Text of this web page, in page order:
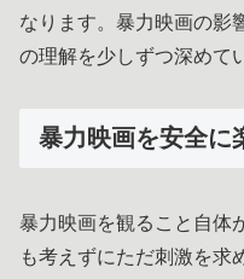
なります。暴力映画の影
の理解を少しずつ深めて
暴力映画を安全に
暴力映画を観ること自体
も考えずにただ刺激を求